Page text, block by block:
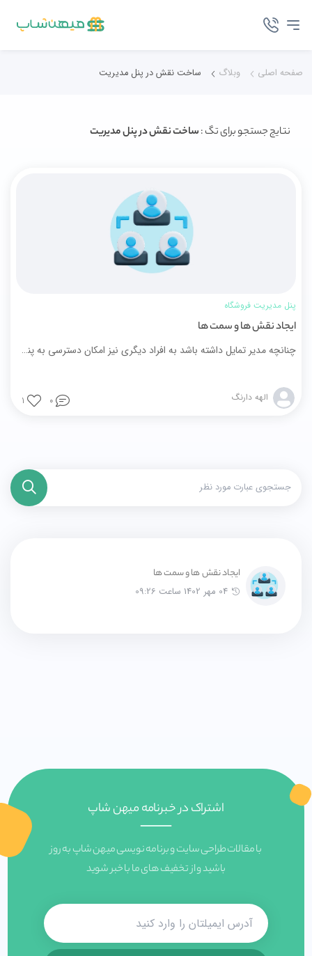
صفحه اصلی وبلاگ ساخت نقش در پنل مدیریت
ایجاد نقش ها و سمت ها
04 مهر 1402 ساعت 09:26
نتایج جستجو برای تگ :ساخت نقش در پنل مدیریت
پنل مدیریت فروشگاه
ایجاد نقش ها و سمت ها
چنانچه مدیر تمایل داشته باشد به افراد دیگری نیز امکان دسترسی به پنل مدیریت سایت بدهد، می‌تواند نقش‌های مختلفی در پنل تعریف نموده و دسترسی هر نقش را محدود به بخش‌های خاصی کند.
الهه دارنگ 0
1
اشتراک در خبرنامه میهن شاپ
با مقالات طراحی سایت و برنامه نویسی میهن شاپ به روز
باشید و از تخفیف های ما با خبر شوید